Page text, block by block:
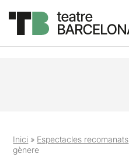
Inici » Espectacles recomanats
gènere